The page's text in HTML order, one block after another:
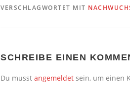
VERSCHLAGWORTET MIT
SCHREIBE EINEN
Du musst angemeldet sein, um einen